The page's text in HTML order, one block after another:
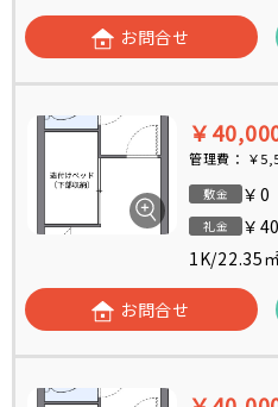
お問合せ
￥
管理費： ￥
敷金 ￥0
礼金
￥
1K/22.35
お問合せ